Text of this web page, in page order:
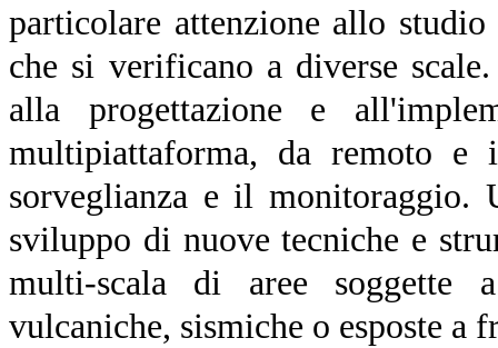
particolare attenzione allo
che si verificano a diverse
alla progettazione e
multipiattaforma, da remoto
sorveglianza e il monitoraggio.
sviluppo di nuove tecniche e
multi-scala di aree soggette
vulcaniche, sismiche o esposte a